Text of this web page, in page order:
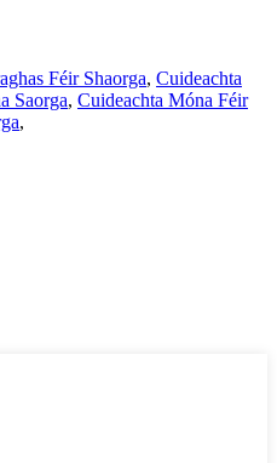
Féir Shaorga, Cuideachta
Saorga, Cuideachta Móna Féir
,